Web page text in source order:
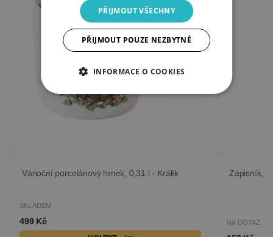
Vánoční porcelánový hrnek, 0,31 l - Králík
SKLADEM
499 Kč
Zápisník,
NA DOTAZ
PŘIJMOUT VŠECHNY
PŘIJMOUT POUZE NEZBYTNÉ
INFORMACE O COOKIES